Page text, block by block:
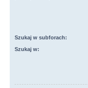
Szukaj w subforach:
Szukaj w: